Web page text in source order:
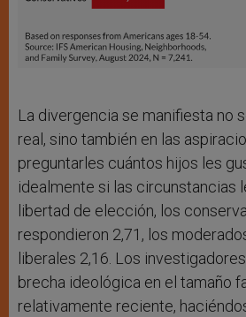
La divergencia se manifiesta no
real, sino también en las
preguntarles cuántos hijos les
idealmente si las circunstancias
libertad de elección, los
respondieron 2,71, los
liberales 2,16. Los
brecha ideológica en el tamaño
relativamente reciente,